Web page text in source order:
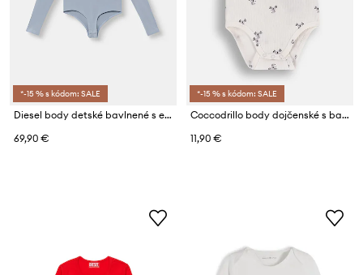
*-15 % s kódom: SALE
Diesel body detské bavlnené s elastanom BILIT Body
69,90 €
*-15 % s kódom: SALE
Coccodrillo body dojčenské s bavlnou
11,90 €